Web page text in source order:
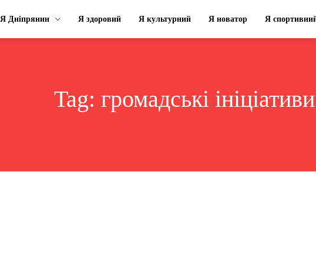
Я Дніпрянин Я здоровий Я культурний Я новатор Я
Tag: громадські ініціативи